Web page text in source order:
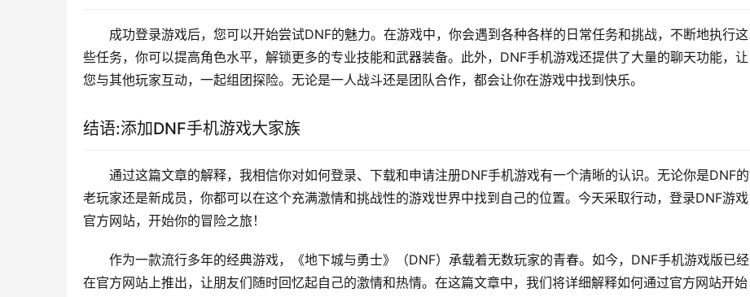
成功登录游戏后，您可以开始尝试DNF的魅力。在游戏中，你会遇到各种各样的日常任务和挑战，不断地执行这
些任务，你可以提高角色水平，解锁更多的专业技能和武器装备。此外，DNF手机游戏还提供了大量的聊天功能，让
您与其他玩家互动，一起组团探险。无论是一人战斗还是团队合作，都会让你在游戏中找到快乐。
结语:添加DNF手机游戏大家族
通过这篇文章的解释，我相信你对如何登录、下载和申请注册DNF手机游戏有一个清晰的认识。无论你是DNF的
老玩家还是新成员，你都可以在这个充满激情和挑战性的游戏世界中找到自己的位置。今天采取行动，登录DNF游戏
官方网站，开始你的冒险之旅！
作为一款流行多年的经典游戏，《地下城与勇士》（DNF）承载着无数玩家的青春。如今，DNF手机游戏版已经
在官方网站上推出，让朋友们随时回忆起自己的激情和热情。在这篇文章中，我们将详细解释如何通过官方网站开始